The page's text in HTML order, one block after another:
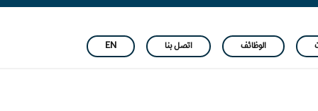
الوظائف اتصل بنا EN